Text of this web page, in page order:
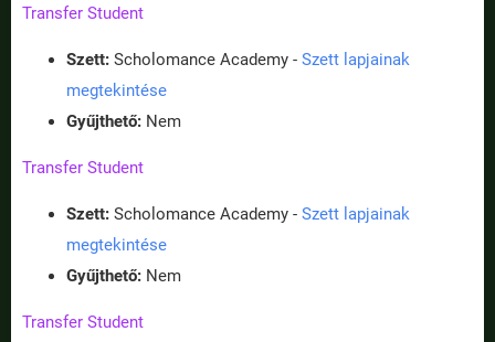
Transfer Student
Szett: Scholomance Academy - Szett lapjainak
megtekintése
Gyűjthető: Nem
Transfer Student
Szett: Scholomance Academy - Szett lapjainak
megtekintése
Gyűjthető: Nem
Transfer Student